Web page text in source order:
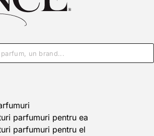
parfumuri pentru ea
parfumuri pentru el